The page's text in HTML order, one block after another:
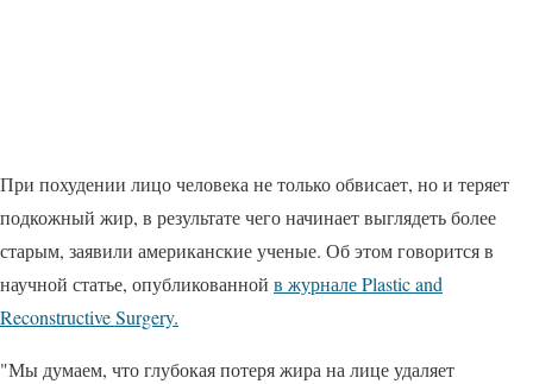
При похудении лицо человека не только обвисает, но и теряет
подкожный жир, в результате чего начинает выглядеть более
старым, заявили американские ученые. Об этом говорится в
научной статье, опубликованной в журнале Plastic and
Reconstructive Surgery.
"Мы думаем, что глубокая потеря жира на лице удаляет